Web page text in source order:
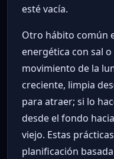
esté vacía.
Otro hábito común
energética con sal
movimiento de la
creciente, limpia
para atraer; si lo
desde el fondo
viejo. Estas
planificación